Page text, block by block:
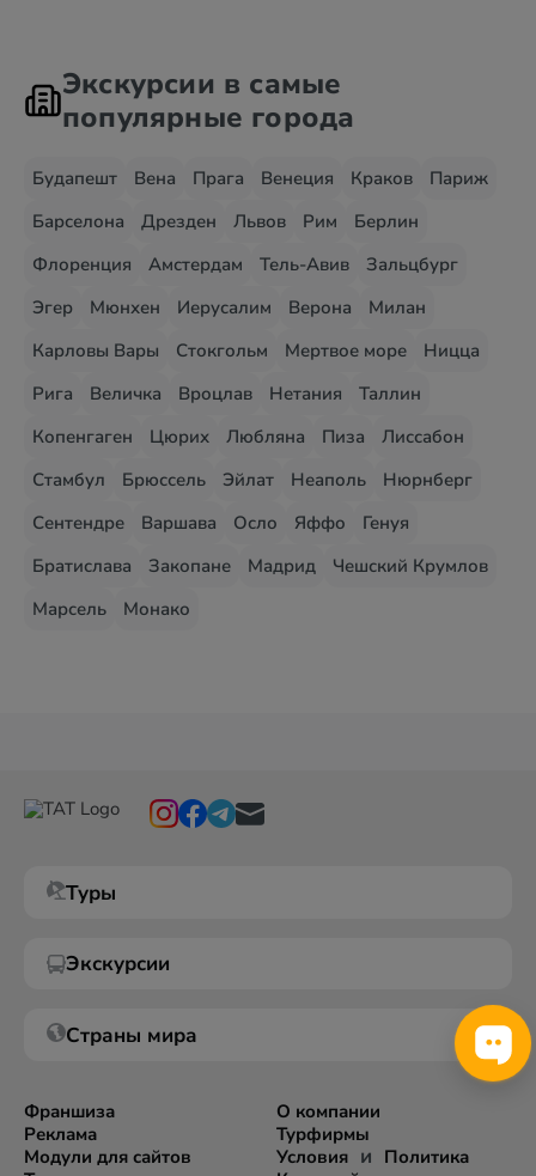
Экскурсии в самые
популярные города
Будапешт Вена Прага Венеция Краков
Париж
Барселона
Дрезден Львов Рим
Берлин
Флоренция
Амстердам Тель-Авив
Зальцбург
Эгер
Мюнхен Иерусалим Верона
Милан
Карловы Вары
Стокгольм Мертвое море
Ницца
Рига
Величка Вроцлав Нетания
Таллин
Копенгаген
Цюрих Любляна Пиза
Лиссабон
Стамбул
Брюссель Эйлат Неаполь
Нюрнберг
Сентендре
Варшава Осло Яффо
Генуя
Братислава
Закопане Мадрид
Чешский Крумлов
Марсель
Монако
Туры
Экскурсии
Страны мира
Франшиза
Реклама
Модули для сайтов
О компании
Турфирмы
Условияи Политика